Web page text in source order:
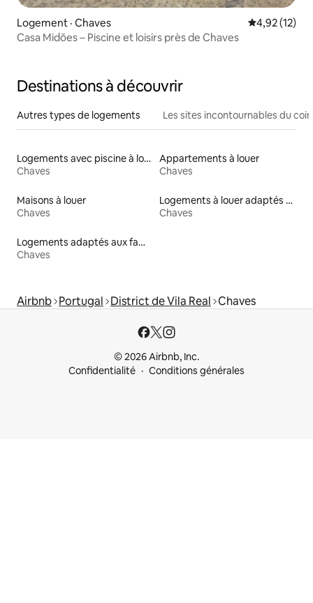
Logement · Chaves Note
4,92 (12)
Casa Midões – Piscine et loisirs près de Chaves
Destinations à découvrir
Autres types de logements Les sites incontournables du coin
Logements avec piscine à louer
Chaves
Appartements à louer
Chaves
Maisons à louer
Chaves
Logements à louer adaptés aux animaux
Chaves
Logements adaptés aux familles à louer
Chaves
Airbnb Portugal District de Vila Real Chaves
© 2026 Airbnb, Inc.
Confidentialité
Conditions générales